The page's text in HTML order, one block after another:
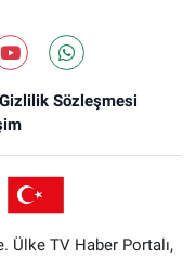
Gizlilik Sözleşmesi
Ülke TV Haber Portalı,